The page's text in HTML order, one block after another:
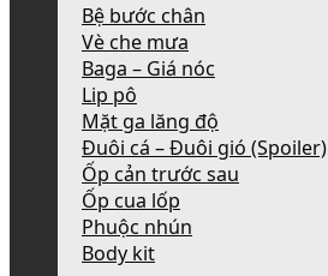
Bệ bước chân
Vè che mưa
Baga – Giá nóc
Lip pô
Mặt ga lăng độ
Đuôi cá – Đuôi gió (Spoiler)
Ốp cản trước sau
Ốp cua lốp
Phuộc nhún
Body kit